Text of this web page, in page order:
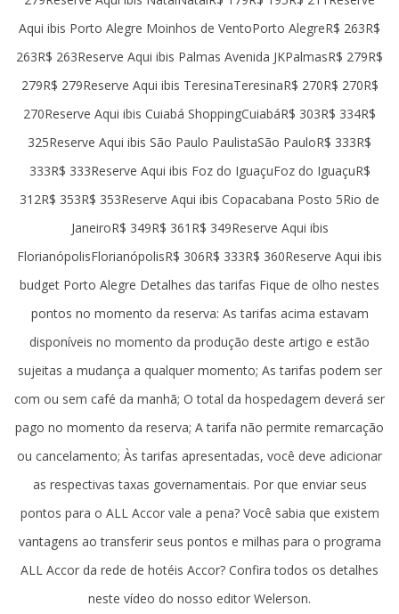
Aqui ibis Porto Alegre Moinhos de VentoPorto AlegreR$ 263R$
263R$ 263Reserve Aqui ibis Palmas Avenida JKPalmasR$ 279R$
279R$ 279Reserve Aqui ibis TeresinaTeresinaR$ 270R$ 270R$
270Reserve Aqui ibis Cuiabá ShoppingCuiabáR$ 303R$ 334R$
325Reserve Aqui ibis São Paulo PaulistaSão PauloR$ 333R$
333R$ 333Reserve Aqui ibis Foz do IguaçuFoz do IguaçuR$
312R$ 353R$ 353Reserve Aqui ibis Copacabana Posto 5Rio de
JaneiroR$ 349R$ 361R$ 349Reserve Aqui ibis
FlorianópolisFlorianópolisR$ 306R$ 333R$ 360Reserve Aqui ibis
budget Porto Alegre Detalhes das tarifas Fique de olho nestes
pontos no momento da reserva: As tarifas acima estavam
disponíveis no momento da produção deste artigo e estão
sujeitas a mudança a qualquer momento; As tarifas podem ser
com ou sem café da manhã; O total da hospedagem deverá ser
pago no momento da reserva; A tarifa não permite remarcação
ou cancelamento; Às tarifas apresentadas, você deve adicionar
as respectivas taxas governamentais. Por que enviar seus
pontos para o ALL Accor vale a pena? Você sabia que existem
vantagens ao transferir seus pontos e milhas para o programa
ALL Accor da rede de hotéis Accor? Confira todos os detalhes
neste vídeo do nosso editor Welerson.